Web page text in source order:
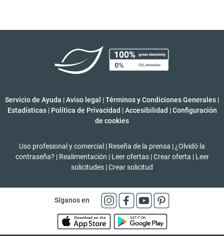
Servicio de Ayuda |Aviso legal |Términos y Condiciones Generales |
Estadísticas | Política de Privacidad | Accesibilidad | Configuración
de cookies
Uso profesional y comercial | Reseña de la prensa | ¿Olvidó la
contraseña? | Realimentación | Leer ofertas | Crear oferta | Leer
solicitudes |Crear solicitud
Síganos en